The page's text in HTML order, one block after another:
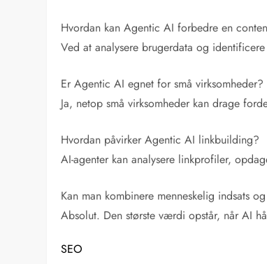
Hvordan kan Agentic AI forbedre en
Ved at analysere brugerdata og
Er Agentic AI egnet for små virksomheder?
Ja, netop små virksomheder kan drage
Hvordan påvirker Agentic AI linkbuilding?
AI-agenter kan analysere linkprofiler,
Kan man kombinere menneskelig indsats
Absolut. Den største værdi opstår, når AI
SEO